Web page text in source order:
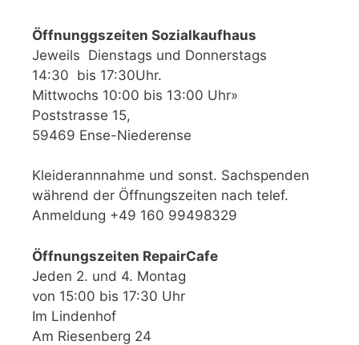
Öffnunggszeiten Sozialkaufhaus
Jeweils Dienstags und Donnerstags
14:30 bis 17:30Uhr.
Mittwochs 10:00 bis 13:00 Uhr»
Poststrasse 15,
59469 Ense-Niederense
Kleiderannnahme und sonst. Sachspenden
während der Öffnungszeiten nach telef.
Anmeldung +49 160 99498329
Öffnungszeiten RepairCafe
Jeden 2. und 4. Montag
von 15:00 bis 17:30 Uhr
Im Lindenhof
Am Riesenberg 24